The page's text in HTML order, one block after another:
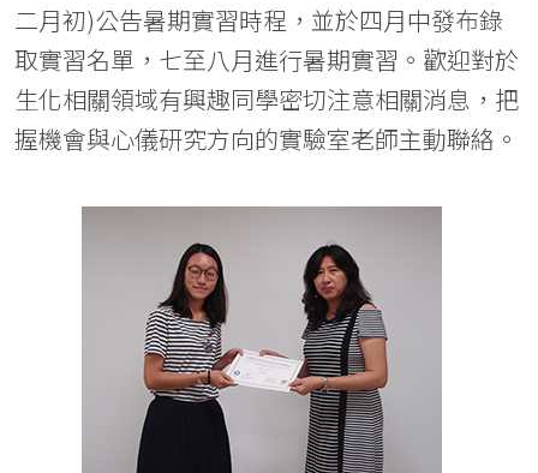
二月初)公告暑期實習時程，並於四月中發布錄
取實習名單，七至八月進行暑期實習。歡迎對於
生化相關領域有興趣同學密切注意相關消息，把
握機會與心儀研究方向的實驗室老師主動聯絡。